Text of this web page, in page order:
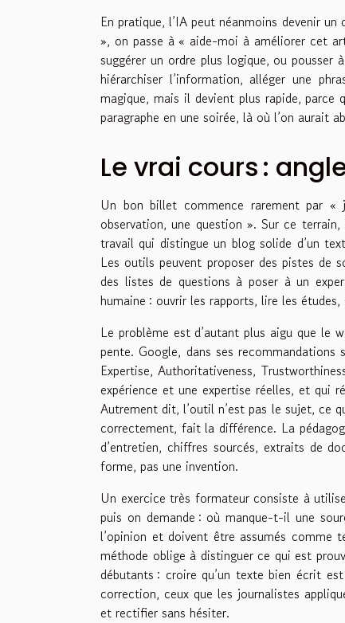
En pratique, l’IA peut néanmoins devenir
», on passe à « aide-moi à améliorer cet
suggérer un ordre plus logique, ou
hiérarchiser l’information, alléger une
magique, mais il devient plus rapide,
paragraphe en une soirée, là où l’on aurait
Le vrai cours :
Un bon billet commence rarement par
observation, une question ». Sur ce
travail qui distingue un blog solide d’un
Les outils peuvent proposer des pistes de
des listes de questions à poser à un
humaine : ouvrir les rapports, lire les
Le problème est d’autant plus aigu que le
pente. Google, dans ses
Expertise, Authoritativeness,
expérience et une expertise réelles, et qui
Autrement dit, l’outil n’est pas le sujet, ce
correctement, fait la différence. La
d’entretien, chiffres sourcés, extraits de
forme, pas une invention.
Un exercice très formateur consiste à
puis on demande : où manque-t-il une
l’opinion et doivent être assumés comme
méthode oblige à distinguer ce qui est
débutants : croire qu’un texte bien écrit
correction, ceux que les journalistes
et rectifier sans hésiter.